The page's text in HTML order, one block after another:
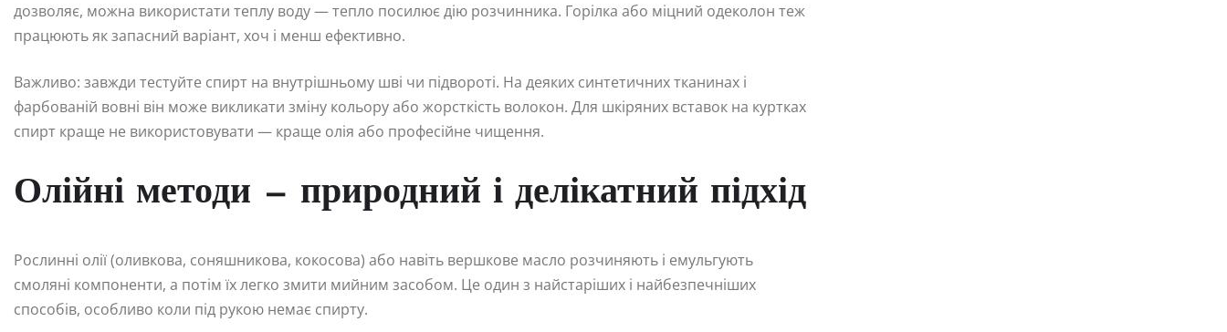
дозволяє, можна використати теплу воду — тепло посилює дію розчинника. Горілка або міцний одеколон теж
працюють як запасний варіант, хоч і менш ефективно.
Важливо: завжди тестуйте спирт на внутрішньому шві чи підвороті. На деяких синтетичних тканинах і
фарбованій вовні він може викликати зміну кольору або жорсткість волокон. Для шкіряних вставок на куртках
спирт краще не використовувати — краще олія або професійне чищення.
Олійні методи — природний і делікатний підхід
Рослинні олії (оливкова, соняшникова, кокосова) або навіть вершкове масло розчиняють і емульгують
смоляні компоненти, а потім їх легко змити мийним засобом. Це один з найстаріших і найбезпечніших
способів, особливо коли під рукою немає спирту.